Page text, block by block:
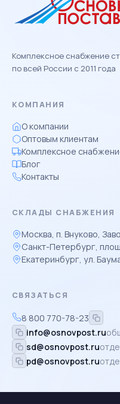
Комплексное снабжение
по всей России с 2011 года
КОМПАНИЯ
О компании
Оптовым клиентам
Комплексное
Блог
Контакты
СКЛАДЫ СНАБЖЕНИЯ
Москва, п. Внуково,
Санкт-Петербург,
Екатеринбург, ул.
СВЯЗАТЬСЯ
8 800 770-78-23
info@osnovpost.ru
sd@osnovpost.ru
pd@osnovpost.ru